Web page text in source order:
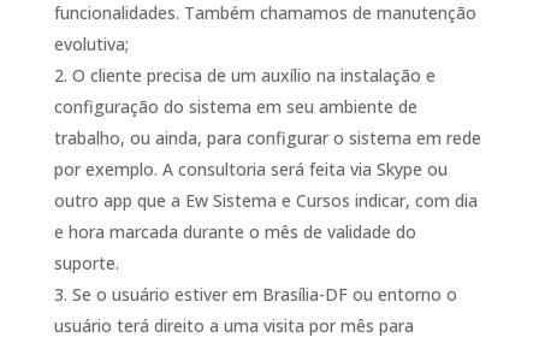
funcionalidades. Também chamamos de manutenção
evolutiva;
O cliente precisa de um auxílio na instalação e
configuração do sistema em seu ambiente de
trabalho, ou ainda, para configurar o sistema em rede
por exemplo. A consultoria será feita via Skype ou
outro app que a Ew Sistema e Cursos indicar, com dia
e hora marcada durante o mês de validade do
suporte.
Se o usuário estiver em Brasília-DF ou entorno o
usuário terá direito a uma visita por mês para